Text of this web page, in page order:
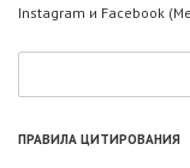
Instagram и Facebook
ПРАВИЛА ЦИТИРОВАНИЯ